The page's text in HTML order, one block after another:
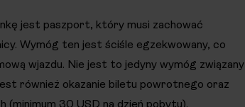
jest paszport, który musi zachować
Wymóg ten jest ściśle egzekwowany, co
wjazdu​. Nie jest to jedyny wymóg związany
również okazanie biletu powrotnego oraz
30 USD na dzień pobytu).